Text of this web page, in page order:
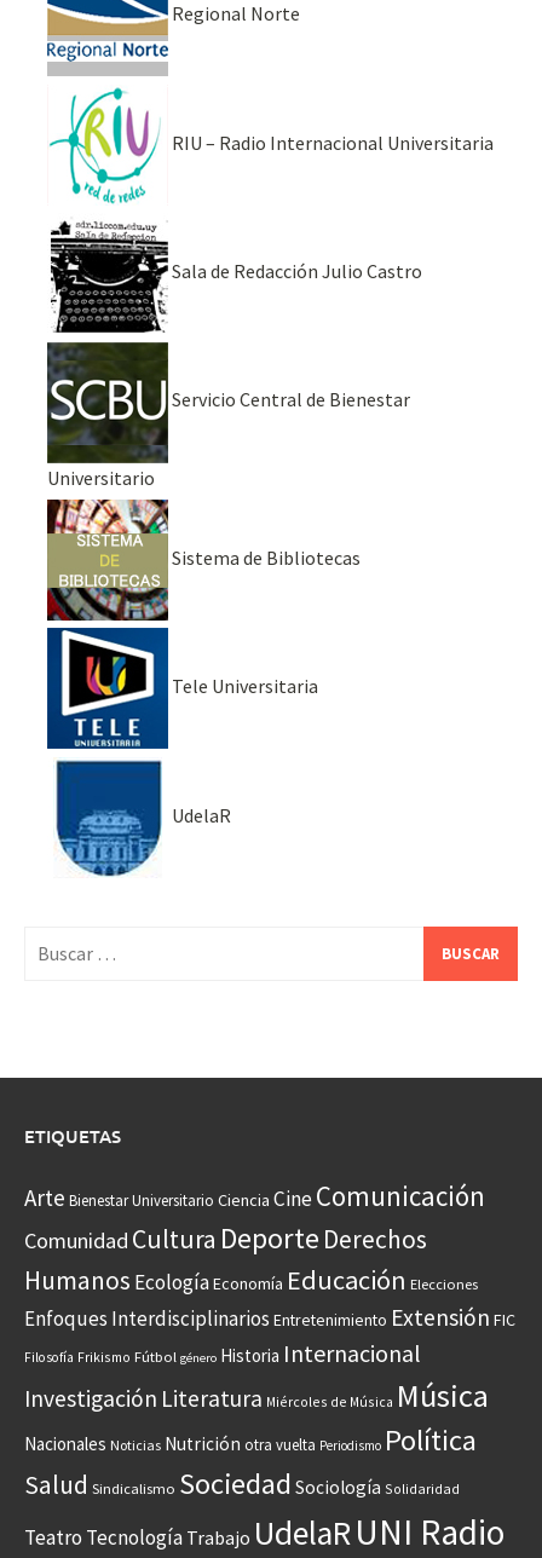
Regional Norte
RIU – Radio Internacional Universitaria
Sala de Redacción Julio Castro
Servicio Central de Bienestar
Universitario
Sistema de Bibliotecas
Tele Universitaria
UdelaR
ETIQUETAS
Arte Bienestar Universitario Ciencia CineComunicación
Comunidad Cultura Deporte Derechos
Humanos EcologíaEconomía Educación Elecciones
Enfoques Interdisciplinarios Entretenimiento Extensión FIC
Filosofía Frikismo Fútbol género Historia Internacional
Investigación Literatura Miércoles de Música Música
Nacionales Noticias Nutrición otra vuelta Periodismo Política
Salud Sindicalismo Sociedad Sociología Solidaridad
Teatro Tecnología Trabajo UdelaR UNI Radio